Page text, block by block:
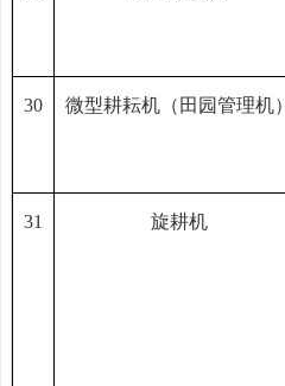
30 微型耕耘机（田园管理机）
31 旋耕机